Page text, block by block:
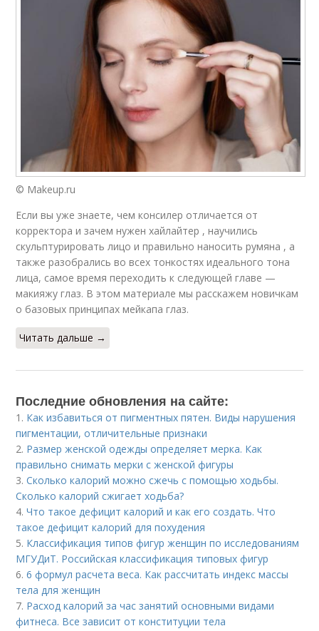
© Makeup.ru
Если вы уже знаете, чем консилер отличается от
корректора и зачем нужен хайлайтер , научились
скульптурировать лицо и правильно наносить румяна , а
также разобрались во всех тонкостях идеального тона
лица, самое время переходить к следующей главе —
макияжу глаз. В этом материале мы расскажем новичкам
о базовых принципах мейкапа глаз.
Читать дальше →
Последние обновления на сайте:
1. Как избавиться от пигментных пятен. Виды нарушения
пигментации, отличительные признаки
2. Размер женской одежды определяет мерка. Как
правильно снимать мерки с женской фигуры
3.Сколько калорий можно сжечь с помощью ходьбы.
Сколько калорий сжигает ходьба?
4.Что такое дефицит калорий и как его создать. Что
такое дефицит калорий для похудения
5. Классификация типов фигур женщин по исследованиям
МГУДиТ. Российская классификация типовых фигур
6.6 формул расчета веса. Как рассчитать индекс массы
тела для женщин
7. Расход калорий за час занятий основными видами
фитнеса. Все зависит от конституции тела